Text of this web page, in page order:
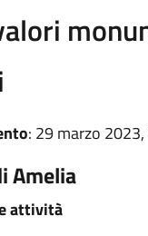
: 29 marzo
Amelia
attività